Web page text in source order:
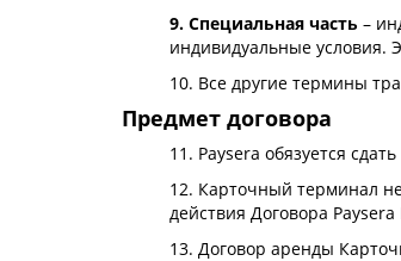
9. Специальная часть –
индивидуальные условия.
10. Все другие термины
Предмет договора
11. Paysera обязуется
12. Карточный терминал
действия Договора
13. Договор аренды